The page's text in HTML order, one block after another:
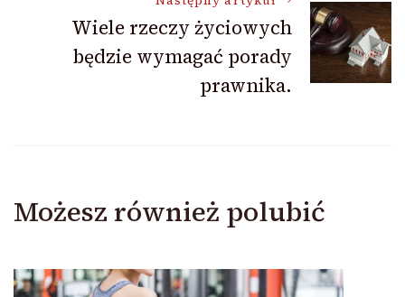
Wiele rzeczy życiowych
będzie wymagać porady
prawnika.
Możesz również polubić